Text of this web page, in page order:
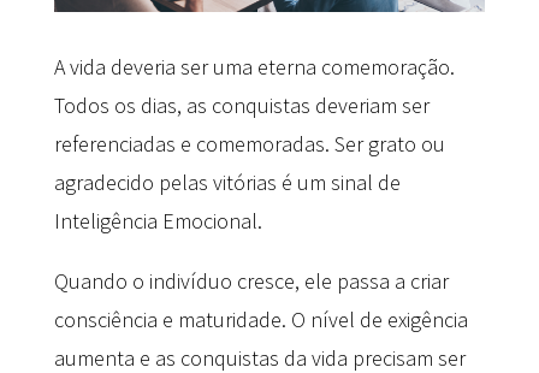
A vida deveria ser uma eterna comemoração.
Todos os dias, as conquistas deveriam ser
referenciadas e comemoradas. Ser grato ou
agradecido pelas vitórias é um sinal de
Inteligência Emocional.
Quando o indivíduo cresce, ele passa a criar
consciência e maturidade. O nível de exigência
aumenta e as conquistas da vida precisam ser